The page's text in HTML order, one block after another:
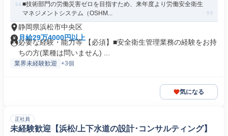
■技術部門の労働災害ゼロを目指すため、来年度より労働安全衛生
マネジメントシステム（OSHM...
静岡県浜松市中央区
月給29万4000円以上
必要な経験・能力等 【必須】■安全衛生管理業務の経験をお持
ちの方(業種は問いません) ...
業界未経験歓迎 +3個
気になる
正社員
未経験歓迎【浜松/上下水道の設計･コンサルティング】